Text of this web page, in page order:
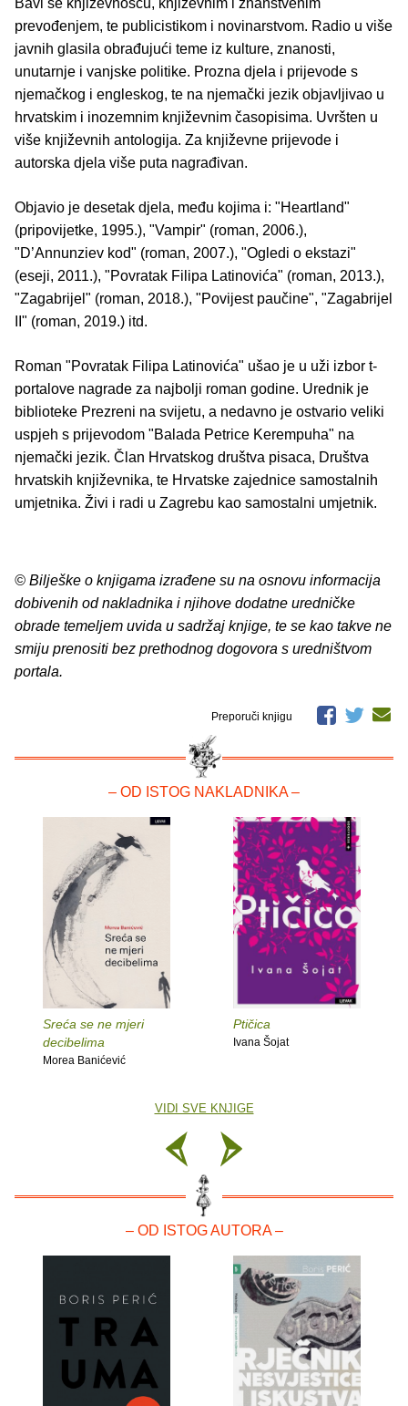
Bavi se književnošću, književnim i znanstvenim
prevođenjem, te publicistikom i novinarstvom. Radio u više
javnih glasila obrađujući teme iz kulture, znanosti,
unutarnje i vanjske politike. Prozna djela i prijevode s
njemačkog i engleskog, te na njemački jezik objavljivao u
hrvatskim i inozemnim književnim časopisima. Uvršten u
više književnih antologija. Za književne prijevode i
autorska djela više puta nagrađivan.
Objavio je desetak djela, među kojima i: "Heartland"
(pripovijetke, 1995.), "Vampir" (roman, 2006.),
"D’Annunziev kod" (roman, 2007.), "Ogledi o ekstazi"
(eseji, 2011.), "Povratak Filipa Latinovića" (roman, 2013.),
"Zagabrijel" (roman, 2018.), "Povijest paučine", "Zagabrijel
II" (roman, 2019.) itd.
Roman "Povratak Filipa Latinovića" ušao je u uži izbor t-
portalove nagrade za najbolji roman godine. Urednik je
biblioteke Prezreni na svijetu, a nedavno je ostvario veliki
uspjeh s prijevodom "Balada Petrice Kerempuha" na
njemački jezik. Član Hrvatskog društva pisaca, Društva
hrvatskih književnika, te Hrvatske zajednice samostalnih
umjetnika. Živi i radi u Zagrebu kao samostalni umjetnik.
© Bilješke o knjigama izrađene su na osnovu informacija
dobivenih od nakladnika i njihove dodatne uredničke
obrade temeljem uvida u sadržaj knjige, te se kao takve ne
smiju prenositi bez prethodnog dogovora s uredništvom
portala.
Preporuči knjigu
– OD ISTOG NAKLADNIKA –
Sreća se ne mjeri
decibelima
Morea Banićević
Ptičica
Ivana Šojat
VIDI SVE KNJIGE
– OD ISTOG AUTORA –